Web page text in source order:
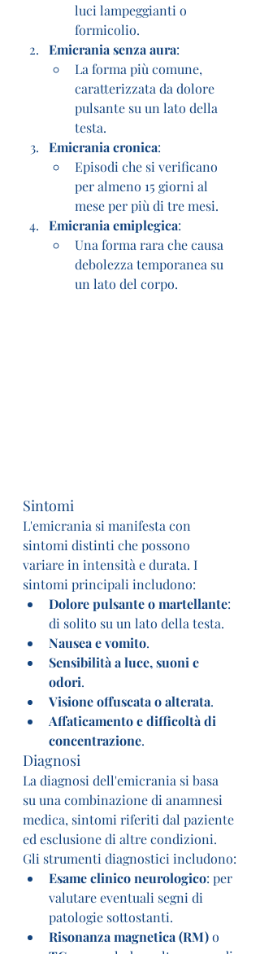
luci lampeggianti o
formicolio.
Emicrania senza aura:
La forma più comune,
caratterizzata da dolore
pulsante su un lato della
testa.
Emicrania cronica:
Episodi che si verificano
per almeno 15 giorni al
mese per più di tre mesi.
Emicrania emiplegica:
Una forma rara che causa
debolezza temporanea su
un lato del corpo.
Sintomi
L'emicrania si manifesta con
sintomi distinti che possono
variare in intensità e durata. I
sintomi principali includono:
Dolore pulsante o martellante:
di solito su un lato della testa.
Nausea e vomito.
Sensibilità a luce, suoni e
odori.
Visione offuscata o alterata.
Affaticamento e difficoltà di
concentrazione.
Diagnosi
La diagnosi dell'emicrania si basa
su una combinazione di anamnesi
medica, sintomi riferiti dal paziente
ed esclusione di altre condizioni.
Gli strumenti diagnostici includono:
Esame clinico neurologico: per
valutare eventuali segni di
patologie sottostanti.
Risonanza magnetica (RM) o